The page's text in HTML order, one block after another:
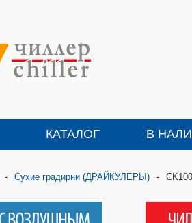
КАТАЛОГ В
- Сухие градирни (ДРАЙКУЛЕРЫ) - CK100